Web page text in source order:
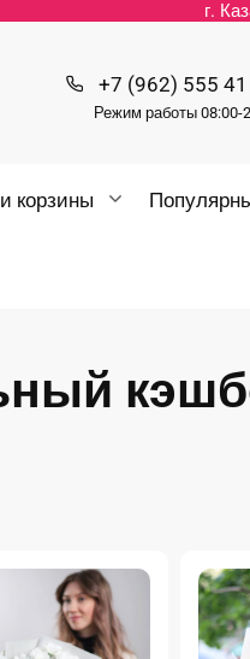
г.
+7 (962) 555
Режим работы 08:00-
корзины